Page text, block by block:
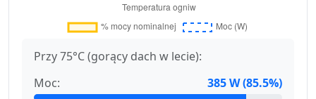
Przy 75°C (gorący dach w lecie):
Moc:
385 W (85.5%)